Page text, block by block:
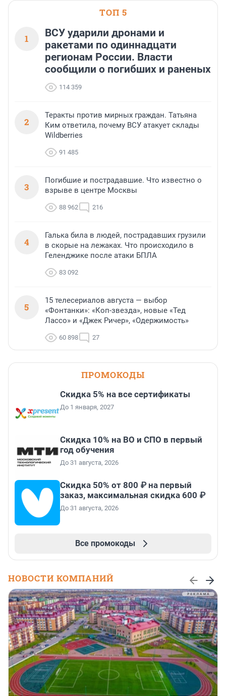
ТОП 5
1
ВСУ ударили дронами и
ракетами по одиннадцати
регионам России. Власти
сообщили о погибших и раненых
114 359
2
Теракты против мирных граждан. Татьяна
Ким ответила, почему ВСУ атакует склады
Wildberries
91 485
3
Погибшие и пострадавшие. Что известно о
взрыве в центре Москвы
88 962 216
4
Галька била в людей, пострадавших грузили
в скорые на лежаках. Что происходило в
Геленджике после атаки БПЛА
83 092
5
15 телесериалов августа — выбор
«Фонтанки»: «Коп-звезда», новые «Тед
Лассо» и «Джек Ричер», «Одержимость»
60 898 27
ПРОМОКОДЫ
Скидка 5% на все сертификаты
До 1 января, 2027
Скидка 10% на ВО и СПО в первый
год обучения
До 31 августа, 2026
Скидка 50% от 800 ₽ на первый
заказ, максимальная скидка 600 ₽
До 31 августа, 2026
Все промокоды
НОВОСТИ КОМПАНИЙ